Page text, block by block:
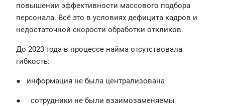
повышении эффективности массового подбора
персонала. Всё это в условиях дефицита кадров и
недостаточной скорости обработки откликов.
До 2023 года в процессе найма отсутствовала
гибкость:
● информация не была централизована
● сотрудники не были взаимозаменяемы